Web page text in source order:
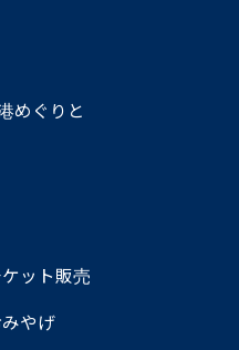
めぐりと
ット販売
みやげ